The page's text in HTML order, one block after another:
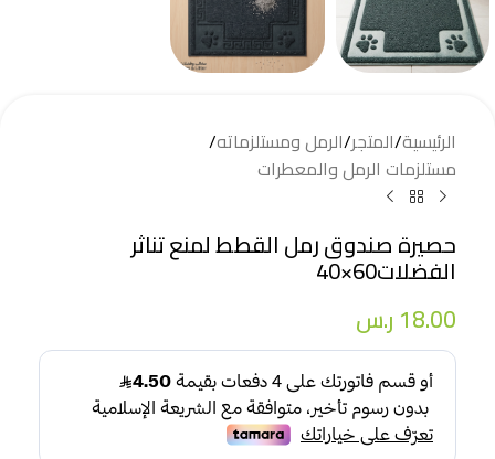
الرئيسية/المتجر/الرمل ومستلزماته/
مستلزمات الرمل والمعطرات
حصيرة صندوق رمل القطط لمنع تناثر
الفضلات60×40
18.00 ر.س